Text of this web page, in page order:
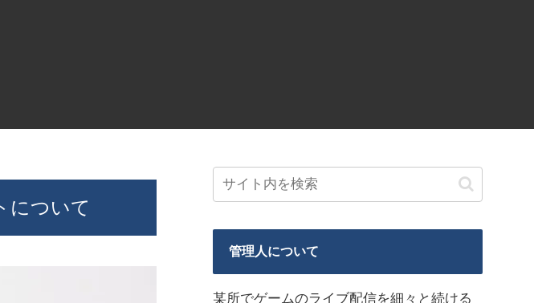
について
管理人について
某所でゲームのライブ配信を細々と続ける